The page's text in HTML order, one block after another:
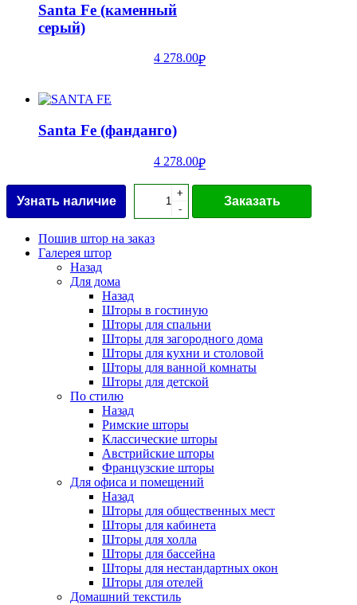
Santa Fe (каменный
серый)
4 278.00₽
Santa Fe (фанданго)
4 278.00₽
Узнать наличие
+
-
+
-
Заказать
Пошив штор на заказ
Галерея штор
Назад
Для дома
Назад
Шторы в гостиную
Шторы для спальни
Шторы для загородного дома
Шторы для кухни и столовой
Шторы для ванной комнаты
Шторы для детской
По стилю
Назад
Римские шторы
Классические шторы
Австрийские шторы
Французские шторы
Для офиса и помещений
Назад
Шторы для общественных мест
Шторы для кабинета
Шторы для холла
Шторы для бассейна
Шторы для нестандартных окон
Шторы для отелей
Домашний текстиль